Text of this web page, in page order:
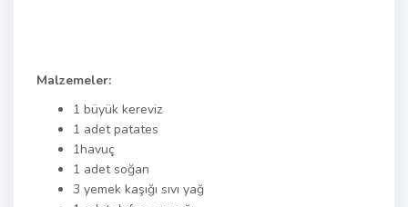
Malzemeler:
1 büyük kereviz
1 adet patates
1havuç
1 adet soğan
3 yemek kaşığı sıvı yağ